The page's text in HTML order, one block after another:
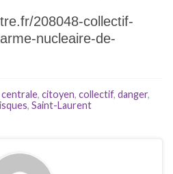
208048-collectif-
nucleaire-de-
centrale, citoyen, collectif, danger,
, Saint-Laurent